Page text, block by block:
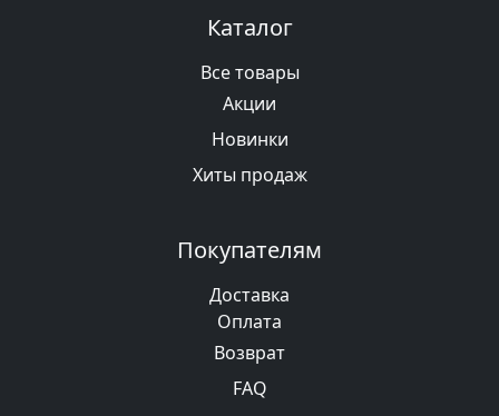
Каталог
Все товары
Акции
Новинки
Хиты продаж
Покупателям
Доставка
Оплата
Возврат
FAQ